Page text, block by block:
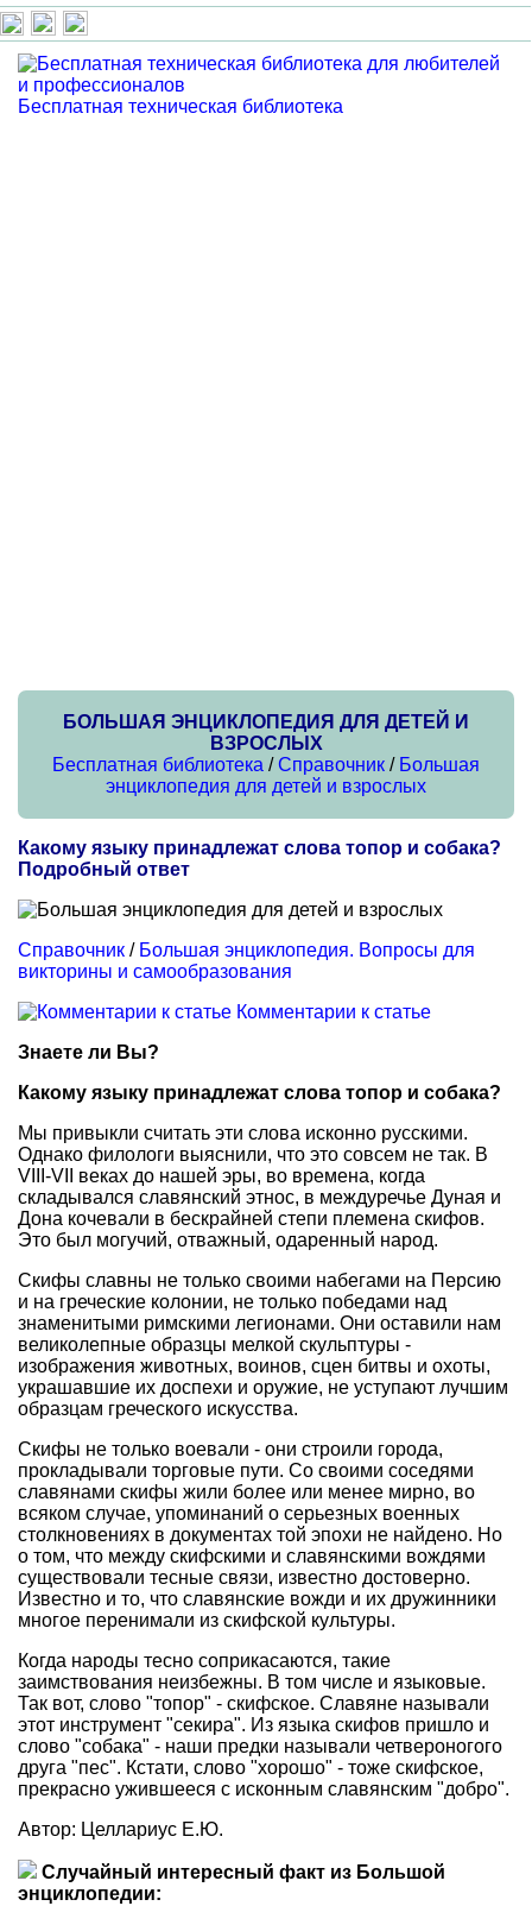
Бесплатная техническая библиотека
БОЛЬШАЯ ЭНЦИКЛОПЕДИЯ ДЛЯ ДЕТЕЙ И
ВЗРОСЛЫХ
Бесплатная библиотека /Справочник / Большая
энциклопедия для детей и взрослых
Какому языку принадлежат слова топор и собака?
Подробный ответ
Справочник / Большая энциклопедия. Вопросы для
викторины и самообразования
Комментарии к статье
Знаете ли Вы?
Какому языку принадлежат слова топор и собака?
Мы привыкли считать эти слова исконно русскими.
Однако филологи выяснили, что это совсем не так. В
VIII-VII веках до нашей эры, во времена, когда
складывался славянский этнос, в междуречье Дуная и
Дона кочевали в бескрайней степи племена скифов.
Это был могучий, отважный, одаренный народ.
Скифы славны не только своими набегами на Персию
и на греческие колонии, не только победами над
знаменитыми римскими легионами. Они оставили нам
великолепные образцы мелкой скульптуры -
изображения животных, воинов, сцен битвы и охоты,
украшавшие их доспехи и оружие, не уступают лучшим
образцам греческого искусства.
Скифы не только воевали - они строили города,
прокладывали торговые пути. Со своими соседями
славянами скифы жили более или менее мирно, во
всяком случае, упоминаний о серьезных военных
столкновениях в документах той эпохи не найдено. Но
о том, что между скифскими и славянскими вождями
существовали тесные связи, известно достоверно.
Известно и то, что славянские вожди и их дружинники
многое перенимали из скифской культуры.
Когда народы тесно соприкасаются, такие
заимствования неизбежны. В том числе и языковые.
Так вот, слово "топор" - скифское. Славяне называли
этот инструмент "секира". Из языка скифов пришло и
слово "собака" - наши предки называли четвероногого
друга "пес". Кстати, слово "хорошо" - тоже скифское,
прекрасно ужившееся с исконным славянским "добро".
Автор: Целлариус Е.Ю.
Случайный интересный факт из Большой
энциклопедии: